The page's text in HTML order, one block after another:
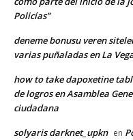
Policías”
deneme bonusu veren
varias puñaladas en La
how to take dapoxetine
de logros en Asamblea
ciudadana
solyaris darknet_upkn en